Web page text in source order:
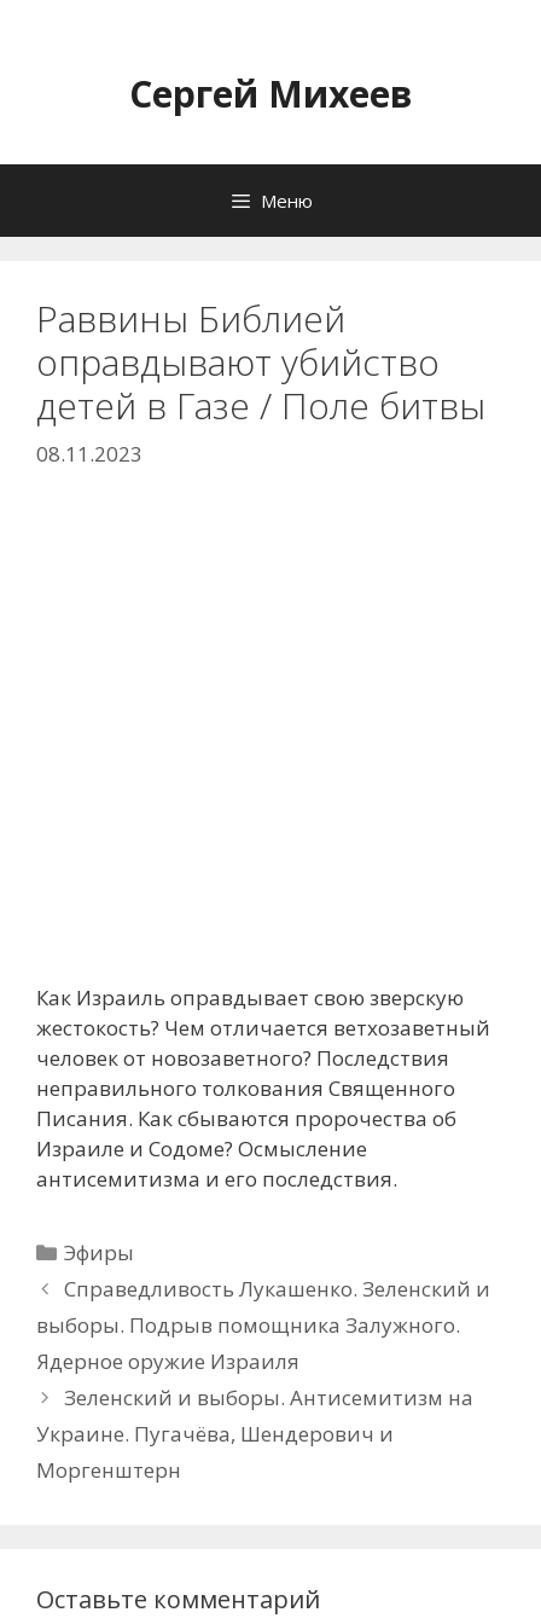
содержимомуСергей Михеев
Меню
Раввины Библией
оправдывают убийство
детей в Газе / Поле битвы
08.11.2023
Как Израиль оправдывает свою зверскую
жестокость? Чем отличается ветхозаветный
человек от новозаветного? Последствия
неправильного толкования Священного
Писания. Как сбываются пророчества об
Израиле и Содоме? Осмысление
антисемитизма и его последствия.
Рубрики
Эфиры
Справедливость Лукашенко. Зеленский и
выборы. Подрыв помощника Залужного.
Ядерное оружие Израиля
Зеленский и выборы. Антисемитизм на
Украине. Пугачёва, Шендерович и
Моргенштерн
Оставьте комментарий